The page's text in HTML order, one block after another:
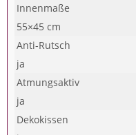
Innenmaße
55×45 cm
Anti-Rutsch
ja
Atmungsaktiv
ja
Dekokissen